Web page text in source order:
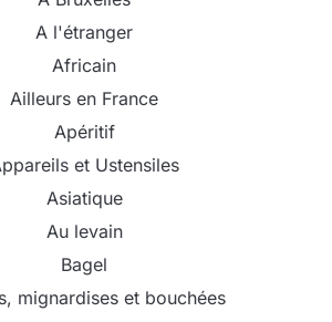
A l'étranger
Africain
Ailleurs en France
Apéritif
et Ustensiles
Asiatique
Au levain
Bagel
mignardises et bouchées